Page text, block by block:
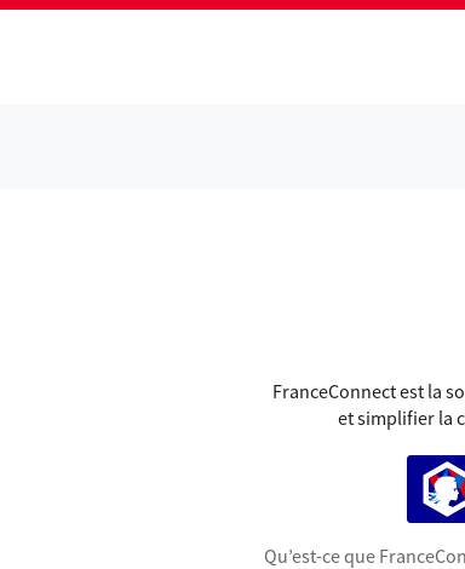
FranceConnect est la
et simplifier la
Qu’est-ce que